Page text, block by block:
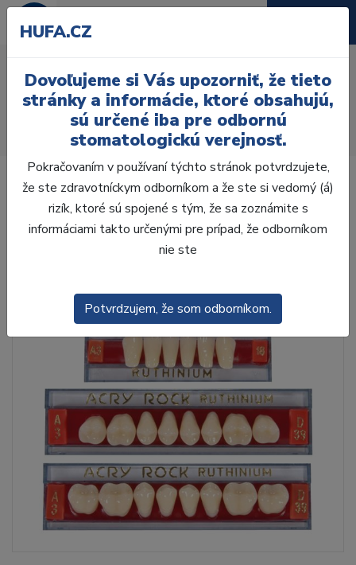
D39, B4
Zuby
AcryRock
AcryRock 1x28 S18-I18-D39, B4
HUFA.CZ
Dovoľujeme si Vás upozorniť, že tieto
stránky a informácie, ktoré obsahujú,
sú určené iba pre odbornú
stomatologickú verejnosť.
Pokračovaním v používaní týchto stránok potvrdzujete,
že ste zdravotníckym odborníkom a že ste si vedomý (á)
rizík, ktoré sú spojené s tým, že sa zoznámite s
informáciami takto určenými pre prípad, že odborníkom
nie ste
Potvrdzujem, že som odborníkom.